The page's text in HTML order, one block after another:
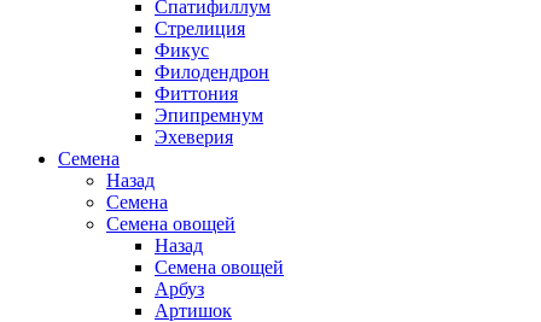
Спатифиллум
Стрелиция
Фикус
Филодендрон
Фиттония
Эпипремнум
Эхеверия
Семена
Назад
Семена
Семена овощей
Назад
Семена овощей
Арбуз
Артишок